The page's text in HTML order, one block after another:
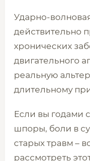
Ударно-
действительно
хронических
двигательного
реальную
длительному
Если вы годами
шпоры, боли в
старых травм –
рассмотреть